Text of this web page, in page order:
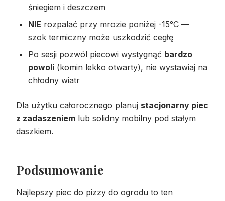
śniegiem i deszczem
NIE rozpalać przy mrozie poniżej -15°C —
szok termiczny może uszkodzić cegłę
Po sesji pozwól piecowi wystygnąć bardzo
powoli (komin lekko otwarty), nie wystawiaj na
chłodny wiatr
Dla użytku całorocznego planuj stacjonarny piec
z zadaszeniem lub solidny mobilny pod stałym
daszkiem.
Podsumowanie
Najlepszy piec do pizzy do ogrodu to ten